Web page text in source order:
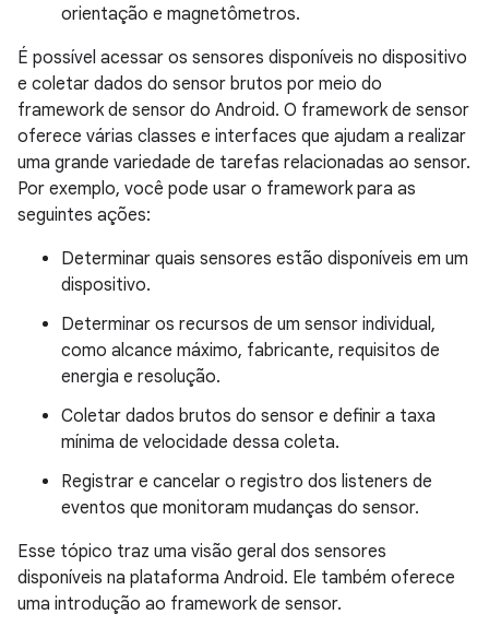
orientação e magnetômetros.
É possível acessar os sensores disponíveis no dispositivo
e coletar dados do sensor brutos por meio do
framework de sensor do Android. O framework de sensor
oferece várias classes e interfaces que ajudam a realizar
uma grande variedade de tarefas relacionadas ao sensor.
Por exemplo, você pode usar o framework para as
seguintes ações:
Determinar quais sensores estão disponíveis em um
dispositivo.
Determinar os recursos de um sensor individual,
como alcance máximo, fabricante, requisitos de
energia e resolução.
Coletar dados brutos do sensor e definir a taxa
mínima de velocidade dessa coleta.
Registrar e cancelar o registro dos listeners de
eventos que monitoram mudanças do sensor.
Esse tópico traz uma visão geral dos sensores
disponíveis na plataforma Android. Ele também oferece
uma introdução ao framework de sensor.